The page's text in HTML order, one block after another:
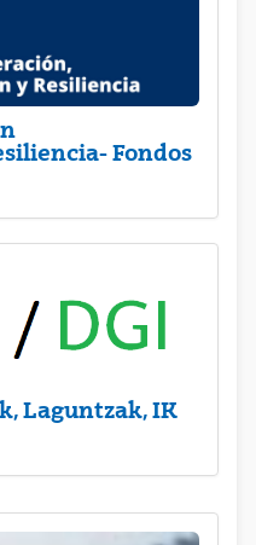
Fondos
Laguntzak, IK